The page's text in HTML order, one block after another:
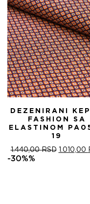
DEZENIRANI
FASHION SA
ELASTINOM
19
1.440,00RSD 1.010,00
-30%%